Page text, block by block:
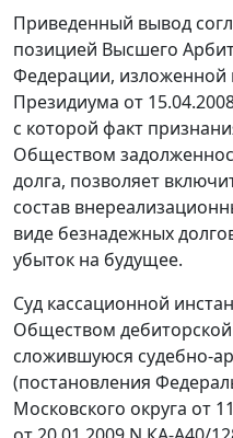
Приведенный вывод
позицией Высшего
Федерации, изложенной
Президиума от
с которой факт
Обществом
долга, позволяет
состав
виде безнадежных
убыток на будущее.
Суд кассационной
Обществом
сложившуюся судебно-
(постановления
Московского округа от